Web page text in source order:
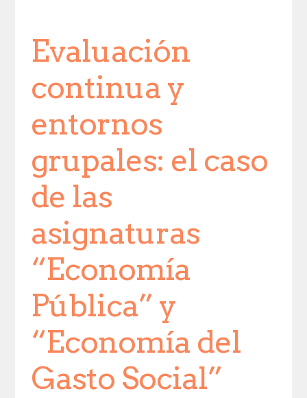
Evaluación
continua y
entornos
grupales: el caso
de las
asignaturas
“Economía
Pública” y
“Economía del
Gasto Social”